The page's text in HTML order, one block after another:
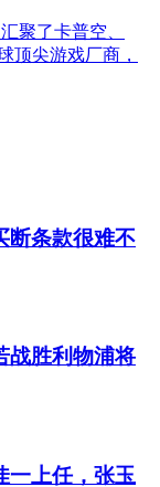
聚了卡普空、
顶尖游戏厂商，
断条款很难不
战胜利物浦将
一上任，张玉